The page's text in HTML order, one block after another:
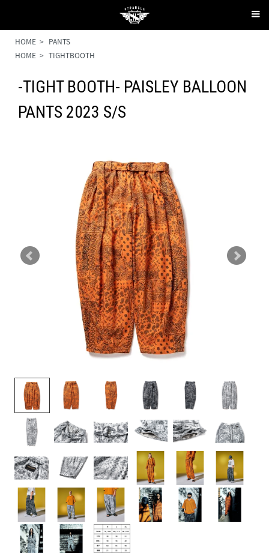
HOME > PANTS
HOME > TIGHTBOOTH
-TIGHT BOOTH- PAISLEY BALLOON
PANTS 2023 S/S